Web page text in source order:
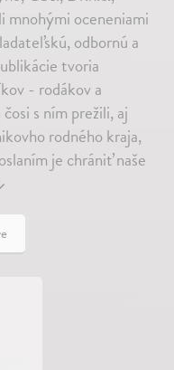
mnohými oceneniami
odbornú a
tvoria
- rodákov a
s ním prežili, aj
rodného kraja,
je chrániť naše